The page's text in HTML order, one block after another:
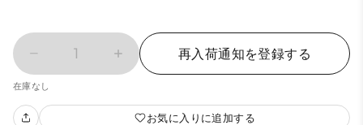
1 再入荷通知を登録する
在庫なし
お気に入りに追加する